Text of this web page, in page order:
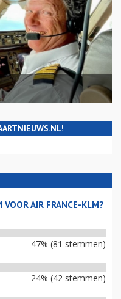
VOOR AIR FRANCE-KLM?
47% (81 stemmen)
24% (42 stemmen)